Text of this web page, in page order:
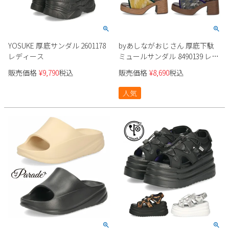
YOSUKE 厚底サンダル 2601178
レディース
販売価格 ¥9,790税込
byあしながおじさん 厚底下駄
ミュールサンダル 8490139 レデ
ィース
販売価格 ¥8,690税込
人気